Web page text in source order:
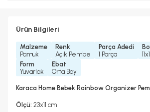
Ürün Bilgileri
Malzeme
Pamuk
Renk
Açık Pembe
Parça Adedi
1 Parça
Form
Yuvarlak
Ebat
Orta Boy
Karaca Home Bebek Rainbow Organizer
Ölçü: 23x11 cm